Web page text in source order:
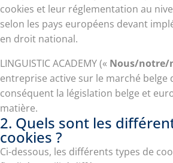
cookies et leur réglementation au
selon les pays européens devant
en droit national.
LINGUISTIC ACADEMY (« Nous/notre/
entreprise active sur le marché belge
conséquent la législation belge et
matière.
2. Quels sont les
cookies ?
Ci-dessous, les différents types de